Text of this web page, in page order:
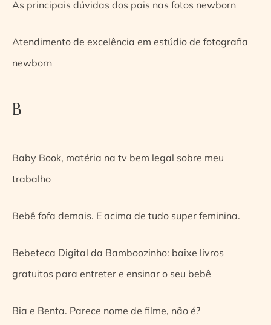
As principais dúvidas dos pais nas fotos newborn
Atendimento de excelência em estúdio de fotografia
newborn
B
Baby Book, matéria na tv bem legal sobre meu
trabalho
Bebê fofa demais. E acima de tudo super feminina.
Bebeteca Digital da Bamboozinho: baixe livros
gratuitos para entreter e ensinar o seu bebê
Bia e Benta. Parece nome de filme, não é?